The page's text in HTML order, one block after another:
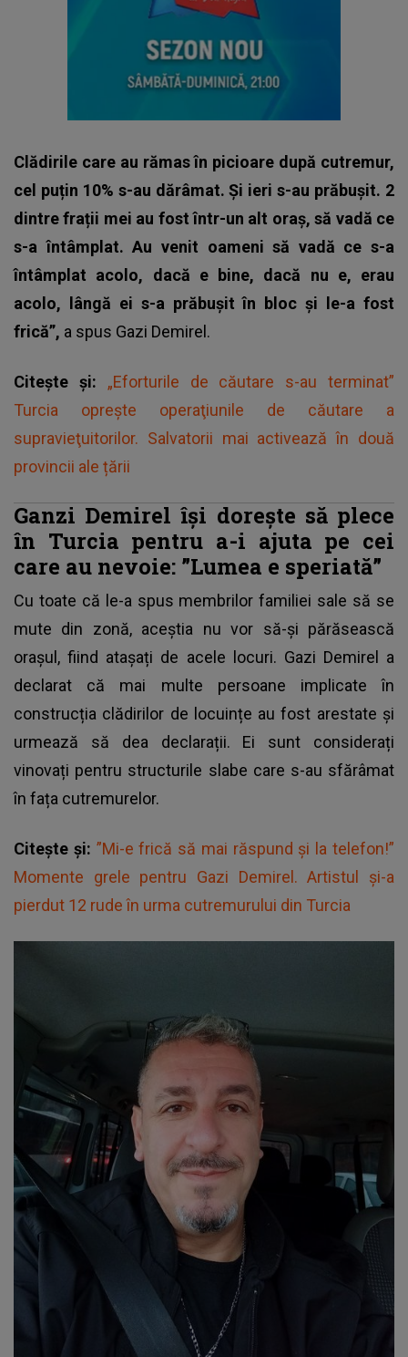
Clădirile care au rămas în picioare după cutremur,
cel puțin 10% s-au dărâmat. Și ieri s-au prăbușit. 2
dintre frații mei au fost într-un alt oraș, să vadă ce
s-a întâmplat. Au venit oameni să vadă ce s-a
întâmplat acolo, dacă e bine, dacă nu e, erau
acolo, lângă ei s-a prăbușit în bloc și le-a fost
frică”, a spus Gazi Demirel .
Citește și: „Eforturile de căutare s-au terminat”
Turcia opreşte operaţiunile de căutare a
supravieţuitorilor. Salvatorii mai activează în două
provincii ale țării
Ganzi Demirel își dorește să plece
în Turcia pentru a-i ajuta pe cei
care au nevoie: ”Lumea e speriată”
Cu toate că le-a spus membrilor familiei sale să se
mute din zonă, aceștia nu vor să-și părăsească
orașul, fiind atașați de acele locuri. Gazi Demirel a
declarat că mai multe persoane implicate în
construcția clădirilor de locuințe au fost arestate și
urmează să dea declarații. Ei sunt considerați
vinovați pentru structurile slabe care s-au sfărâmat
în fața cutremurelor.
Citește și: ”Mi-e frică să mai răspund și la telefon!”
Momente grele pentru Gazi Demirel. Artistul și-a
pierdut 12 rude în urma cutremurului din Turcia